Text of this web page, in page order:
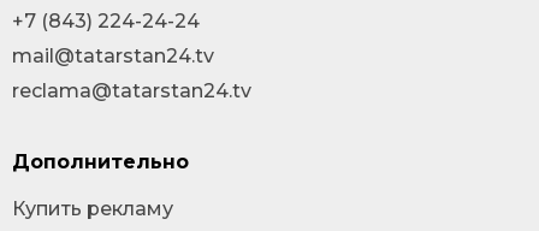
+7 (843) 224-24-24
mail@tatarstan24.tv
reclama@tatarstan24.tv
Дополнительно
Купить рекламу